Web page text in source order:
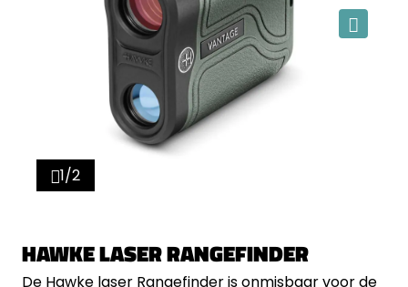
1/2
HAWKE LASER RANGEFINDER
De Hawke laser Rangefinder is onmisbaar voor de